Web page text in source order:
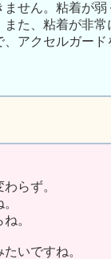
ません。粘着が
た、粘着が非
、アクセルガー
らず。
。
いですね。